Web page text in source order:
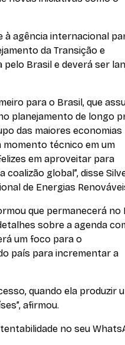
à agência internacional
da Transição e
pelo Brasil e deverá ser
para o Brasil, que
planejamento de longo
das maiores economias
momento técnico em um
em aproveitar para
global”, disse
de Energias
que permanecerá no
sobre a agenda
um foco para o
país para incrementar a
quando ela produzir
afirmou.
no seu